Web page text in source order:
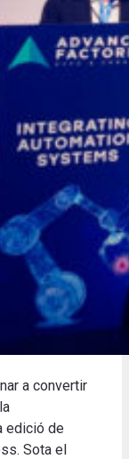
a convertir
edició de
Sota el